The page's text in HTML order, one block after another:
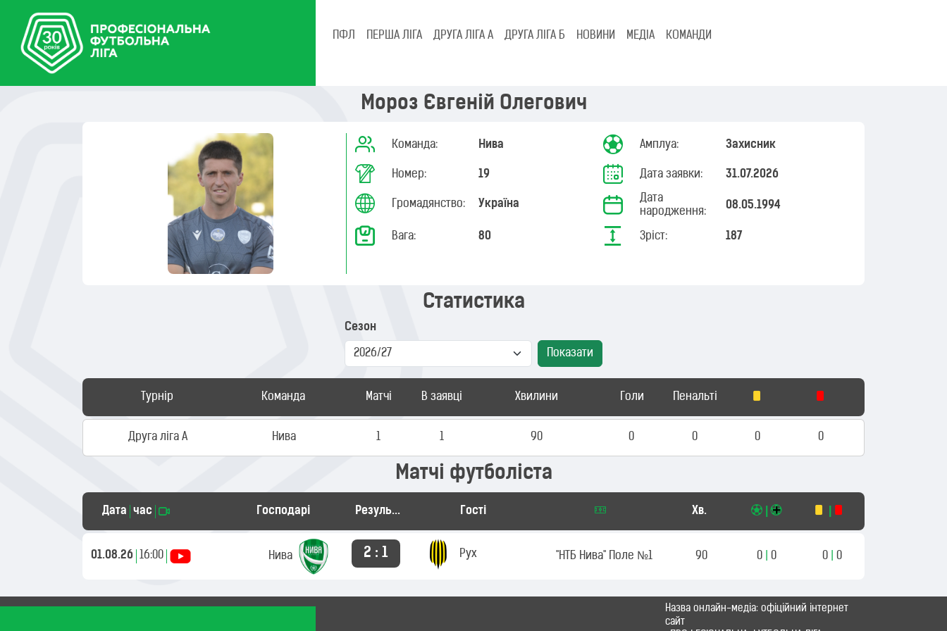
ПФЛ ПЕРША ЛІГА ДРУГА ЛІГА А ДРУГА ЛІГА Б НОВИНИ МЕДІА КОМАНДИ
Мороз Євгеній Олегович
Команда: Нива Амплуа: Захисник
Номер: 19 Дата заявки: 31.07.2026
Громадянство: Україна
Дата
народження:
08.05.1994
Вага: 80 Зріст: 187
Статистика
Сезон
Показати
Турнір Команда Матчі В заявці Хвилини Голи Пенальті
Друга ліга А Нива 1 1 90 0 0 0 0
Матчі футболіста
Дата час Господарі Результат Гості Хв.
01.08.26 16:00 Нива 2 : 1 Рух "НТБ Нива" Поле №1 90 0 0 0 0
Назва онлайн-медіа: офіційний інтернет
сайт